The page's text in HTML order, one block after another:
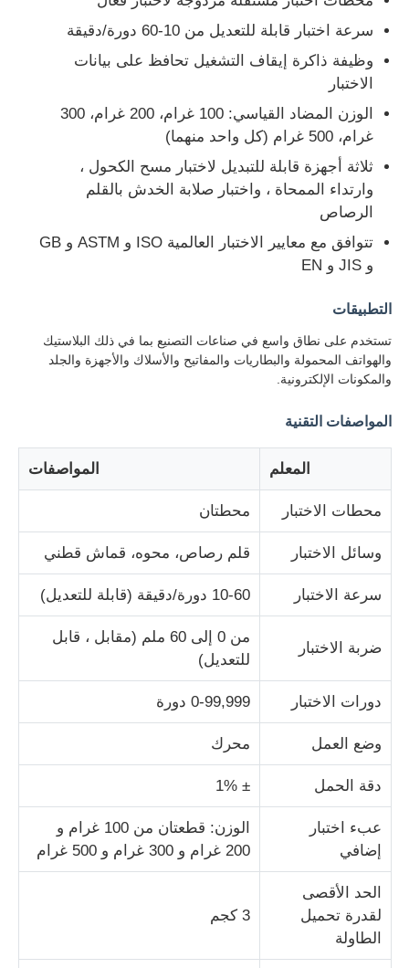
جولة في المعمل
ضبط الجودة
اتصل بنا
طلب اقتباس
غرفة الاختبار البيئي
آلة اختبار التأثير
آلة اختبار الكشط
معدات اختبار المطاط
معدات اختبار التعبئة
معدات اختبار اللاصق
آلة اختبار النسيج
جهاز التحكم بدرجة الحرارة والرطوبة
سرعة اختبار قابلة للتعديل من 10-60 دورة/دقيقة
وظيفة ذاكرة إيقاف التشغيل تحافظ على بيانات
الاختبار
الوزن المضاد القياسي: 100 غرام، 200 غرام، 300
غرام، 500 غرام (كل واحد منهما)
ثلاثة أجهزة قابلة للتبديل لاختبار مسح الكحول ،
وارتداء الممحاة ، واختبار صلابة الخدش بالقلم
الرصاص
تتوافق مع معايير الاختبار العالمية ISO و ASTM و GB
و JIS و EN
التطبيقات
تستخدم على نطاق واسع في صناعات التصنيع بما في ذلك البلاستيك
والهواتف المحمولة والبطاريات والمفاتيح والأسلاك والأجهزة والجلد
والمكونات الإلكترونية.
المواصفات التقنية
المعلم المواصفات
محطات الاختبار محطتان
وسائل الاختبار قلم رصاص، محوه، قماش قطني
سرعة الاختبار 10-60 دورة/دقيقة (قابلة للتعديل)
ضربة الاختبار
من 0 إلى 60 ملم (مقابل ، قابل
للتعديل)
دورات الاختبار 0-99,999 دورة
وضع العمل محرك
دقة الحمل ± 1%
عبء اختبار
إضافي
الوزن: قطعتان من 100 غرام و
200 غرام و 300 غرام و 500 غرام
الحد الأقصى
لقدرة تحميل
الطاولة
3 كجم